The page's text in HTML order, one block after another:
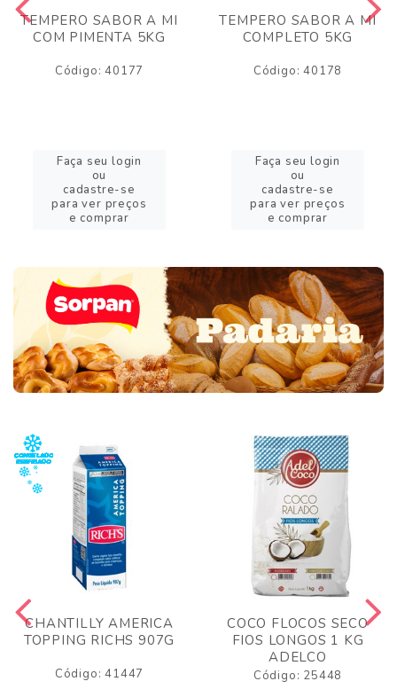
TEMPERO SABOR A MI
COM PIMENTA 5KG
Código: 40177
Faça seu login
ou
cadastre-se
para ver preços
e comprar
TEMPERO SABOR A MI
COMPLETO 5KG
Código: 40178
Faça seu login
ou
cadastre-se
para ver preços
e comprar
CHANTILLY AMERICA
TOPPING RICHS 907G
Código: 41447
COCO FLOCOS SECO
FIOS LONGOS 1 KG
ADELCO
Código: 25448